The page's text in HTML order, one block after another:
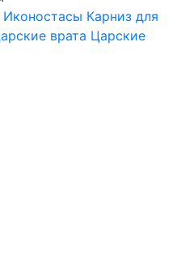
Иконостасы Карниз для
врата Царские